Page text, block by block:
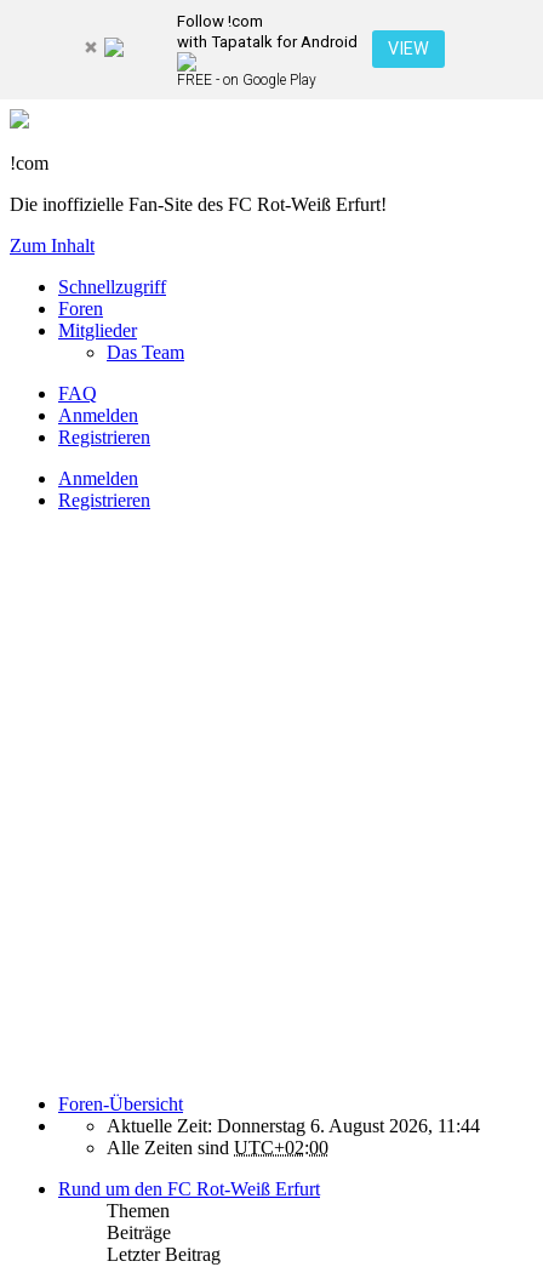
Follow !com
with Tapatalk for Android
FREE - on Google Play
VIEW
!com
Die inoffizielle Fan-Site des FC Rot-Weiß Erfurt!
Zum Inhalt
Schnellzugriff
Foren
Mitglieder
Das Team
FAQ
Anmelden
Registrieren
Anmelden
Registrieren
Foren-Übersicht
Aktuelle Zeit: Donnerstag 6. August 2026, 11:44
Alle Zeiten sind UTC+02:00
Rund um den FC Rot-Weiß Erfurt
Themen
Beiträge
Letzter Beitrag